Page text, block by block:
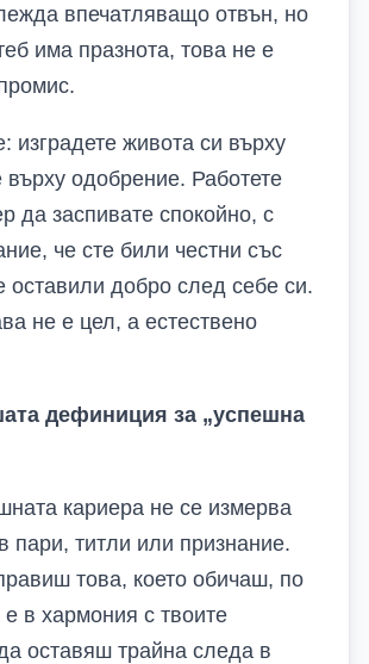
впечатляващо отвън, но
има празнота, това не е
изградете живота си върху
одобрение. Работете
да заспивате спокойно, с
че сте били честни със
оставили добро след себе си.
не е цел, а естествено
дефиниция за „успешна
кариера не се измерва
пари, титли или признание.
това, което обичаш, по
е в хармония с твоите
оставяш трайна следа в